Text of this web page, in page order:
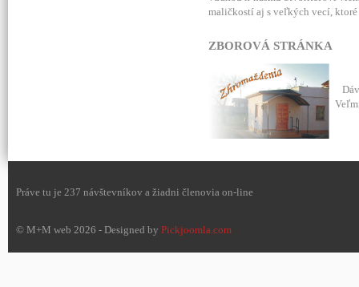
maličkostí aj s veľkých vecí,
ZBOROVÁ STRÁNKA
Práve tu je 237 návštevníkov a žiadni členovia on-line
© M+M web 2026 - Designed by Pickjoomla.com